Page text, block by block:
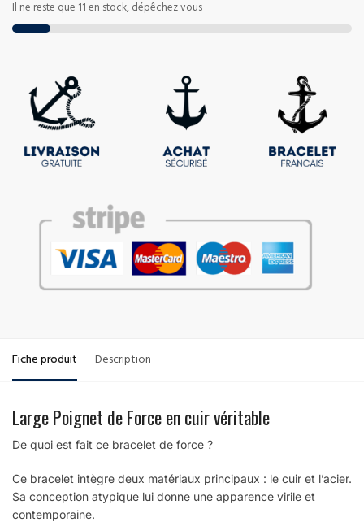
Il ne reste que 11 en stock, dépêchez vous
Fiche produit Description
Large Poignet de Force en cuir véritable
De quoi est fait ce bracelet de force ?
Ce bracelet intègre deux matériaux principaux : le cuir et l’acier.
Sa conception atypique lui donne une apparence virile et
contemporaine.